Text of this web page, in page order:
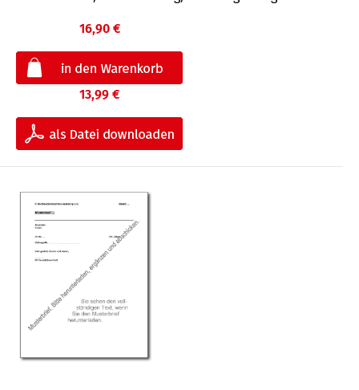
16,90 €
13,99 €